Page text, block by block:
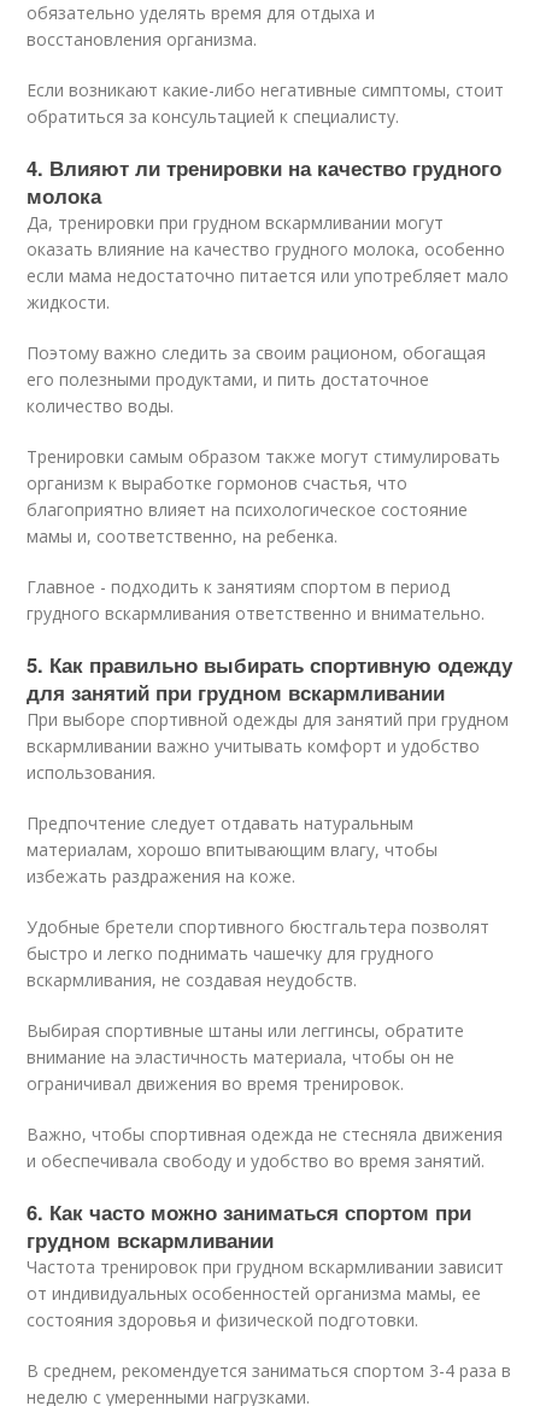
обязательно уделять время для отдыха и
восстановления организма.
Если возникают какие-либо негативные симптомы, стоит
обратиться за консультацией к специалисту.
4. Влияют ли тренировки на качество грудного
молока
Да, тренировки при грудном вскармливании могут
оказать влияние на качество грудного молока, особенно
если мама недостаточно питается или употребляет мало
жидкости.
Поэтому важно следить за своим рационом, обогащая
его полезными продуктами, и пить достаточное
количество воды.
Тренировки самым образом также могут стимулировать
организм к выработке гормонов счастья, что
благоприятно влияет на психологическое состояние
мамы и, соответственно, на ребенка.
Главное - подходить к занятиям спортом в период
грудного вскармливания ответственно и внимательно.
5. Как правильно выбирать спортивную одежду
для занятий при грудном вскармливании
При выборе спортивной одежды для занятий при грудном
вскармливании важно учитывать комфорт и удобство
использования.
Предпочтение следует отдавать натуральным
материалам, хорошо впитывающим влагу, чтобы
избежать раздражения на коже.
Удобные бретели спортивного бюстгальтера позволят
быстро и легко поднимать чашечку для грудного
вскармливания, не создавая неудобств.
Выбирая спортивные штаны или леггинсы, обратите
внимание на эластичность материала, чтобы он не
ограничивал движения во время тренировок.
Важно, чтобы спортивная одежда не стесняла движения
и обеспечивала свободу и удобство во время занятий.
6. Как часто можно заниматься спортом при
грудном вскармливании
Частота тренировок при грудном вскармливании зависит
от индивидуальных особенностей организма мамы, ее
состояния здоровья и физической подготовки.
В среднем, рекомендуется заниматься спортом 3-4 раза в
неделю с умеренными нагрузками.